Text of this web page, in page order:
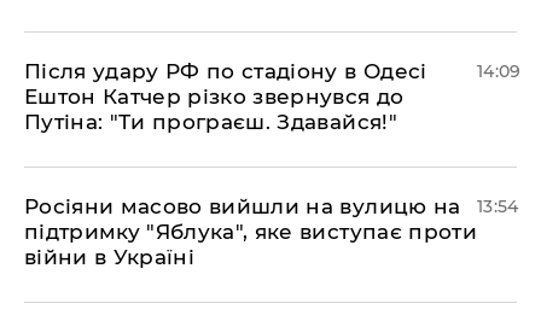
Після удару РФ по стадіону в Одесі
Ештон Катчер різко звернувся до
Путіна: "Ти програєш. Здавайся!"
14:09
Росіяни масово вийшли на вулицю на
підтримку "Яблука", яке виступає проти
війни в Україні
13:54